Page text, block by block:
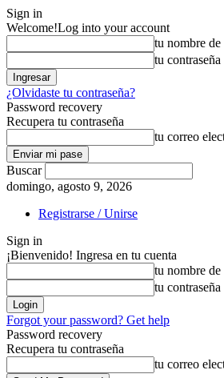
Sign in
Welcome!Log into your account
tu nombre de
tu contraseña
¿Olvidaste tu contraseña?
Password recovery
Recupera tu contraseña
tu correo
Buscar
domingo, agosto 9, 2026
Registrarse / Unirse
Sign in
¡Bienvenido! Ingresa en tu cuenta
tu nombre de
tu contraseña
Forgot your password? Get help
Password recovery
Recupera tu contraseña
tu correo